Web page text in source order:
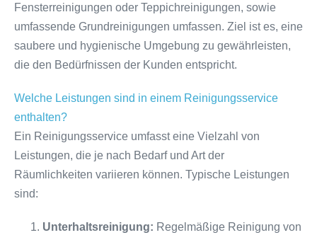
Fensterreinigungen oder Teppichreinigungen, sowie
umfassende Grundreinigungen umfassen. Ziel ist es, eine
saubere und hygienische Umgebung zu gewährleisten,
die den Bedürfnissen der Kunden entspricht.
Welche Leistungen sind in einem Reinigungsservice
enthalten?
Ein Reinigungsservice umfasst eine Vielzahl von
Leistungen, die je nach Bedarf und Art der
Räumlichkeiten variieren können. Typische Leistungen
sind:
Unterhaltsreinigung: Regelmäßige Reinigung von